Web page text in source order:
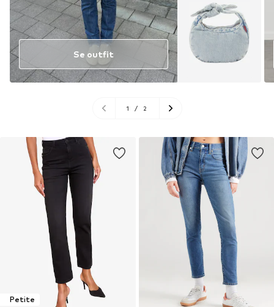
Se outfit
1 / 2
Petite